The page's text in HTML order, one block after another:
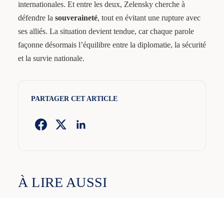
internationales. Et entre les deux, Zelensky cherche à
défendre la souveraineté, tout en évitant une rupture avec
ses alliés. La situation devient tendue, car chaque parole
façonne désormais l’équilibre entre la diplomatie, la sécurité
et la survie nationale.
PARTAGER CET ARTICLE
À LIRE AUSSI